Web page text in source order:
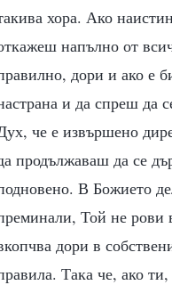
хора. Ако
напълно от
дори и ако е
и да спреш да
че е извършено
продължаваш да се
В Божието
Той не рови
дори в
Така че, ако